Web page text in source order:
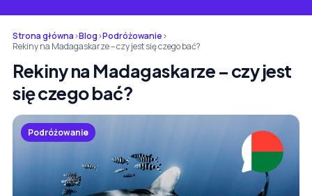
Strona główna›Blog›Podróżowanie›
Rekiny na Madagaskarze – czy jest się czego bać?
Rekiny na Madagaskarze – czy jest
się czego bać?
Podróżowanie